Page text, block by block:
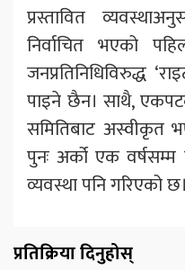
प्रस्तावित
निर्वाचित भएको
जनप्रतिनिधिविरुद्ध
पाइने छैन। साथै,
समितिबाट अस्वीकृत
पुनः अर्को एक वर्षसम्म
व्यवस्था पनि गरिएको छ।
प्रतिक्रिया दिनुहोस्